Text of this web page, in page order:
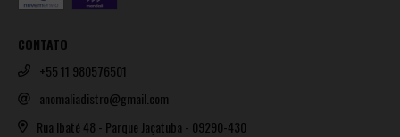
CONTATO
+55 11 980576501
anomaliadistro@gmail.com
Rua Ibaté 48 - Parque Jaçatuba - 09290-430